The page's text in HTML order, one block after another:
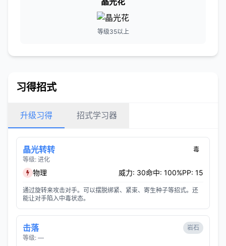
等级35以上
习得招式
升级习得 招式学习器
晶光转转
等级: 进化
毒
物理 威力: 30命中: 100%PP: 15
通过旋转来攻击对手。可以摆脱绑紧、紧束、寄生种子等招式。还
能让对手陷入中毒状态。
击落
等级: —
岩石